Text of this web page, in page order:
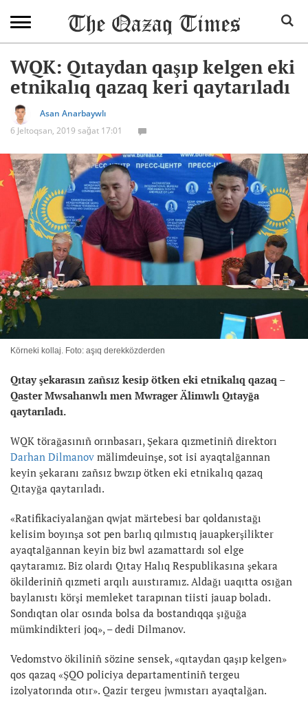
WQK: Qıtaydan qaşıp kelgen eki
etnikalıq qazaq keri qaytarıladı
Asan Anarbaywlı
6 Jeltoqsan, 2019 sağat 17:01
Körneki kollaj. Foto: aşıq derekközderden
Qıtay şekarasın zañsız kesip ötken eki etnikalıq qazaq –
Qaster Mwsahanwlı men Mwrager Älimwlı Qıtayğa
qaytarıladı.
WQK törağasınıñ orınbasarı, Şekara qızmetiniñ direktorı
Darhan Dilmanov mälimdeuinşe, sot isi ayaqtalğannan
keyin şekaranı zañsız bwzıp ötken eki etnikalıq qazaq
Qıtayğa qaytarıladı.
«Ratifikaciyalanğan qwjat märtebesi bar qoldanıstağı
kelisim boyınşa sot pen barlıq qılmıstıq jauapkerşilikter
ayaqtalğannan keyin biz bwl azamattardı sol elge
qaytaramız. Biz olardı Qıtay Halıq Respublikasına şekara
ökilderiniñ qızmeti arqılı auıstıramız. Aldağı uaqıtta osığan
baylanıstı körşi memleket tarapınan tiisti jauap boladı.
Sondıqtan olar osında bolsa da bostandıqqa şığuğa
mümkindikteri joq», – dedi Dilmanov.
Vedomstvo ökiliniñ sözine sensek, «qıtaydan qaşıp kelgen»
qos qazaq «ŞQO policiya departamentiniñ tergeu
izolyatorında otır». Qazir tergeu jwmıstarı ayaqtalğan.